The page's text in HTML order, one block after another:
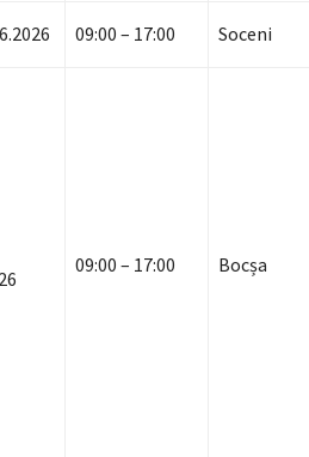
09:00 – 17:00 Soceni
09:00 – 17:00 Bocșa